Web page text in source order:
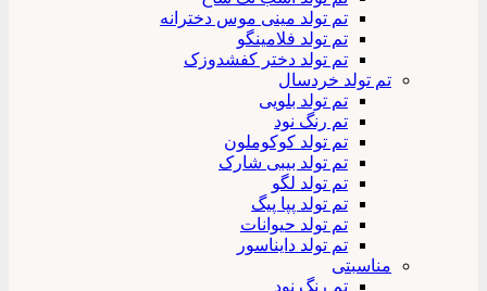
تم تولد مینی موس دخترانه
تم تولد فلامینگو
تم تولد دختر کفشدوزک
تم تولد خردسال
تم تولد بلویی
تم رنگ نود
تم تولد کوکوملون
تم تولد بیبی شارک
تم تولد لگو
تم تولد پپا پیگ
تم تولد حیوانات
تم تولد دایناسور
مناسبتی
تم رنگ نود